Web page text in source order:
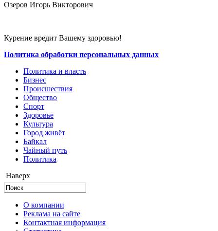
Озеров Игорь Викторович
Курение вредит Вашему здоровью!
Политика обработки персональных данных
Политика и власть
Бизнес
Происшествия
Общество
Cпорт
Здоровье
Культура
Город живёт
Байкал
Чайный путь
Политика
Наверх
О компании
Реклама на сайте
Контактная информация